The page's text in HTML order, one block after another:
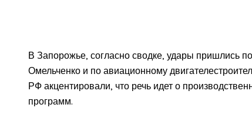
В Запорожье, согласно сводке, удары пришлись
Омельченко и по авиационному
РФ акцентировали, что речь идет о
программ.